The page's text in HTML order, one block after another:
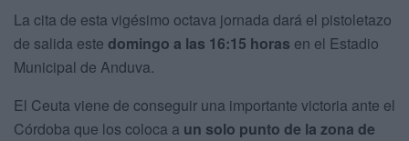
La cita de esta vigésimo octava jornada dará el pistoletazo
de salida este domingo a las 16:15 horas en el Estadio
Municipal de Anduva.
El Ceuta viene de conseguir una importante victoria ante el
Córdoba que los coloca a un solo punto de la zona de